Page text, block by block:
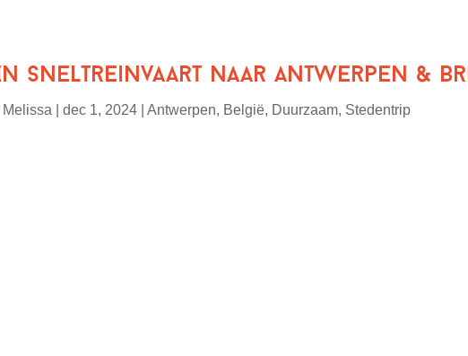
sneltreinvaart naar Antwerpen &
Melissa dec 1, 2024| Antwerpen, België, Duurzaam, Stedentrip